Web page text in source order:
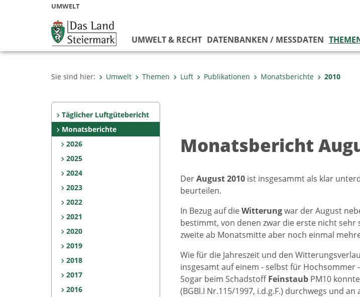
UMWELT
UMWELT & RECHT DATENBANKEN / MESSDATEN
Sie sind hier: Umwelt Themen Luft Publikationen Monatsberichte 2010
Täglicher Luftgütebericht
Monatsberichte
2026
2025
2024
2023
2022
2021
2020
2019
2018
2017
2016
Monatsbericht
DerAugust 2010ist insgesammt als klar
beurteilen.
In Bezug auf dieWitterungwar der August
bestimmt, von denen zwar die erste nicht
zweite ab Monatsmitte aber noch einmal
Wie für die Jahreszeit und den
insgesamt auf einem - selbst für Hochsommer
Sogar beim SchadstoffFeinstaubPM10
(BGBl.I Nr.115/1997, i.d.g.F.) durchwegs und